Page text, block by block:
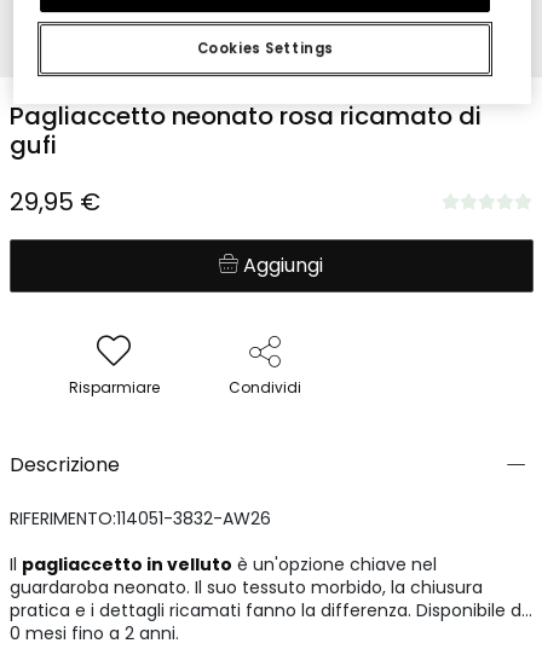
1 2 3 4
Pagliaccetto neonato rosa ricamato di
gufi
29,95 €
Aggiungi
Risparmiare Condividi
Descrizione
RIFERIMENTO:114051-3832-AW26
Il pagliaccetto in velluto è un'opzione chiave nel
guardaroba neonato. Il suo tessuto morbido, la chiusura
pratica e i dettagli ricamati fanno la differenza. Disponibile da
0 mesi fino a 2 anni.
Cookies Settings